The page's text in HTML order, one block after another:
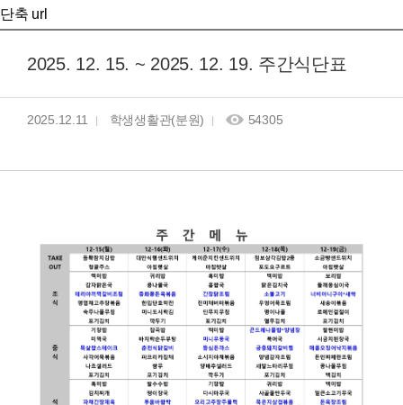
단축 url
2025. 12. 15. ~ 2025. 12. 19. 주간식단표
2025.12.11 학생생활관(분원) 54305